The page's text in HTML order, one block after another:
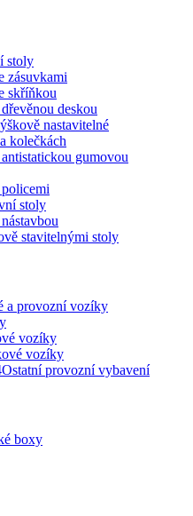
stoly
zásuvkami
skříňkou
deskou
nastavitelné
kolečkách
gumovou
stoly
stavitelnými stoly
a provozní vozíky
vozíky
vozíky
Ostatní provozní vybavení
boxy